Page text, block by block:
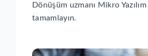
Dönüşüm uzmanı Mikro
tamamlayın.